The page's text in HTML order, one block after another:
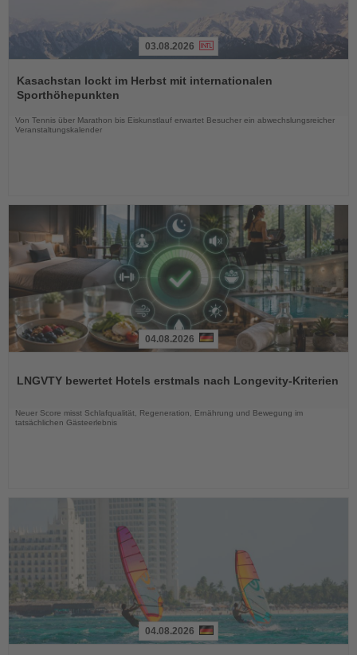
Sie
die
Nachrichten
03.08.2026
Kasachstan lockt im Herbst mit internationalen
Sporthöhepunkten
Von Tennis über Marathon bis Eiskunstlauf erwartet Besucher ein abwechslungsreicher
Veranstaltungskalender
die
04.08.2026
LNGVTY bewertet Hotels erstmals nach Longevity-Kriterien
Neuer Score misst Schlafqualität, Regeneration, Ernährung und Bewegung im
tatsächlichen Gästeerlebnis
04.08.2026